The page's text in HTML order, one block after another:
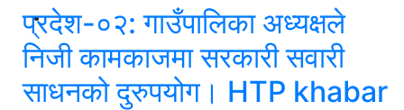
प्रदेश-०२: गाउँपालिका अध्यक्षले
निजी कामकाजमा सरकारी सवारी
साधनको दुरुपयोग। HTP khabar